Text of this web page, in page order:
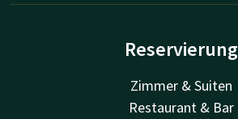
Reservierung
Zimmer & Suiten
Restaurant & Bar